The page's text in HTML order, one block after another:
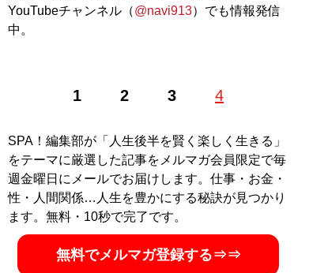
YouTubeチャンネル（@navi913）でも情報発信
中。
1 2 3 4
SPA！編集部が「人生後半を賢く楽しく生きる」
をテーマに厳選した記事をメルマガ会員限定で毎
週金曜日にメールでお届けします。仕事・お金・
性・人間関係…人生を豊かにする秘訣が見つかり
ます。無料・10秒で完了です。
無料でメルマガ登録する⇒⇒